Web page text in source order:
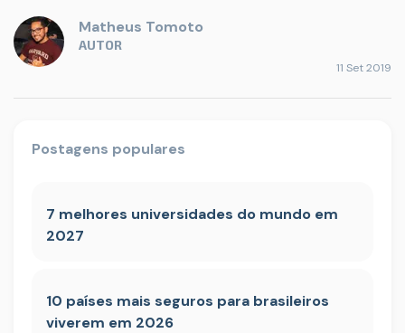
Matheus Tomoto
AUTOR
11 Set 2019
Postagens populares
7 melhores universidades do mundo em
2027
10 países mais seguros para brasileiros
viverem em 2026